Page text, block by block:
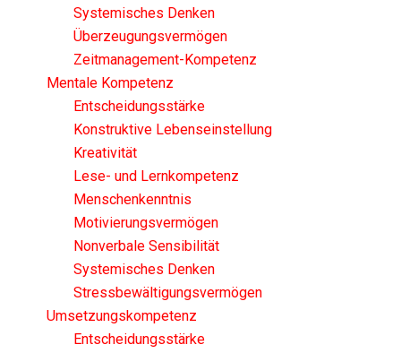
Systemisches Denken
Überzeugungsvermögen
Zeitmanagement-Kompetenz
Mentale Kompetenz
Entscheidungsstärke
Konstruktive Lebenseinstellung
Kreativität
Lese- und Lernkompetenz
Menschenkenntnis
Motivierungsvermögen
Nonverbale Sensibilität
Systemisches Denken
Stressbewältigungsvermögen
Umsetzungskompetenz
Entscheidungsstärke